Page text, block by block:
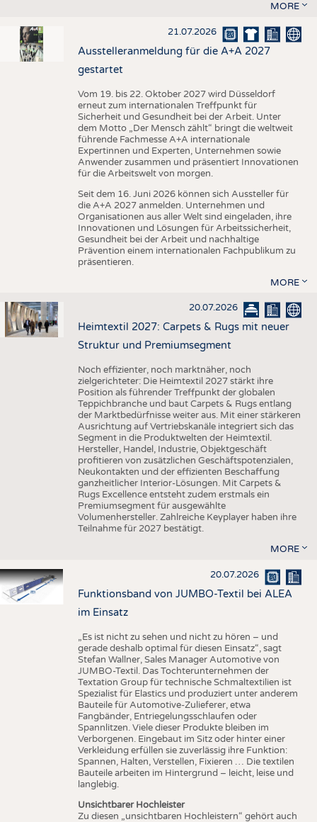
MORE
21.07.2026
Ausstelleranmeldung für die A+A 2027
gestartet
Vom 19. bis 22. Oktober 2027 wird Düsseldorf
erneut zum internationalen Treffpunkt für
Sicherheit und Gesundheit bei der Arbeit. Unter
dem Motto „Der Mensch zählt“ bringt die weltweit
führende Fachmesse A+A internationale
Expertinnen und Experten, Unternehmen sowie
Anwender zusammen und präsentiert Innovationen
für die Arbeitswelt von morgen.
Seit dem 16. Juni 2026 können sich Aussteller für
die A+A 2027 anmelden. Unternehmen und
Organisationen aus aller Welt sind eingeladen, ihre
Innovationen und Lösungen für Arbeitssicherheit,
Gesundheit bei der Arbeit und nachhaltige
Prävention einem internationalen Fachpublikum zu
präsentieren.
MORE
20.07.2026
Heimtextil 2027: Carpets & Rugs mit neuer
Struktur und Premiumsegment
Noch effizienter, noch marktnäher, noch
zielgerichteter: Die Heimtextil 2027 stärkt ihre
Position als führender Treffpunkt der globalen
Teppichbranche und baut Carpets & Rugs entlang
der Marktbedürfnisse weiter aus. Mit einer stärkeren
Ausrichtung auf Vertriebskanäle integriert sich das
Segment in die Produktwelten der Heimtextil.
Hersteller, Handel, Industrie, Objektgeschäft
profitieren von zusätzlichen Geschäftspotenzialen,
Neukontakten und der effizienten Beschaffung
ganzheitlicher Interior-Lösungen. Mit Carpets &
Rugs Excellence entsteht zudem erstmals ein
Premiumsegment für ausgewählte
Volumenhersteller. Zahlreiche Keyplayer haben ihre
Teilnahme für 2027 bestätigt.
MORE
20.07.2026
Funktionsband von JUMBO-Textil bei ALEA
im Einsatz
„Es ist nicht zu sehen und nicht zu hören – und
gerade deshalb optimal für diesen Einsatz“, sagt
Stefan Wallner, Sales Manager Automotive von
JUMBO-Textil. Das Tochterunternehmen der
Textation Group für technische Schmaltextilien ist
Spezialist für Elastics und produziert unter anderem
Bauteile für Automotive-Zulieferer, etwa
Fangbänder, Entriegelungsschlaufen oder
Spannlitzen. Viele dieser Produkte bleiben im
Verborgenen. Eingebaut im Sitz oder hinter einer
Verkleidung erfüllen sie zuverlässig ihre Funktion:
Spannen, Halten, Verstellen, Fixieren … Die textilen
Bauteile arbeiten im Hintergrund – leicht, leise und
langlebig.
Unsichtbarer Hochleister
Zu diesen „unsichtbaren Hochleistern“ gehört auch